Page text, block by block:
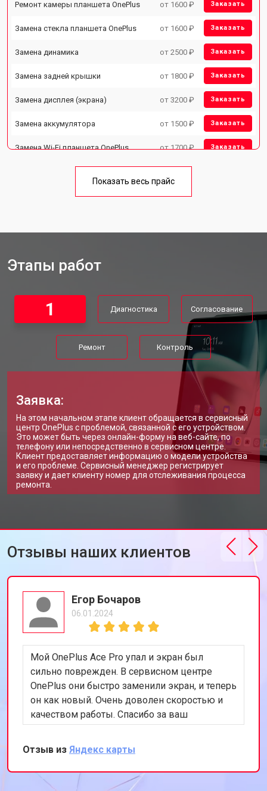
Ремонт камеры планшета OnePlus от 1600 ₽ Заказать
Замена стекла планшета OnePlus от 1600 ₽ Заказать
Замена динамика от 2500 ₽ Заказать
Замена задней крышки от 1800 ₽ Заказать
Замена дисплея (экрана) от 3200 ₽ Заказать
Замена аккумулятора от 1500 ₽ Заказать
Замена Wi-Fi планшета OnePlus от 1700 ₽ Заказать
Замена кнопок планшета OnePlus от 1750 ₽
Показать весь прайс
Этапы работ
1 Диагностика Согласование
Ремонт Контроль
Заявка:
На этом начальном этапе клиент обращается в сервисный
центр OnePlus с проблемой, связанной с его устройством.
Это может быть через онлайн-форму на веб-сайте, по
телефону или непосредственно в сервисном центре.
Клиент предоставляет информацию о модели устройства
и его проблеме. Сервисный менеджер регистрирует
заявку и дает клиенту номер для отслеживания процесса
ремонта.
Отзывы наших клиентов
Егор Бочаров
06.01.2024
Мой OnePlus Ace Pro упал и экран был
сильно поврежден. В сервисном центре
OnePlus они быстро заменили экран, и теперь
он как новый. Очень доволен скоростью и
качеством работы. Спасибо за ваш
профессионализм!
Отзыв из Яндекс карты